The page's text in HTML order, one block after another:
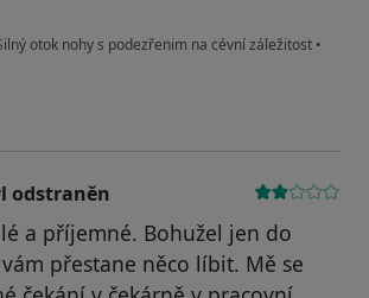
otok nohy s podezřenim na cévní záležitost •
Váš účet byl odstraněn
odstraněn
a příjemné. Bohužel jen do
přestane něco líbit. Mě se